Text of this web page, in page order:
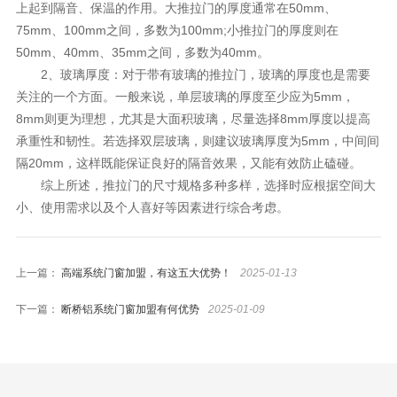
上起到隔音、保温的作用。大推拉门的厚度通常在50mm、
75mm、100mm之间，多数为100mm;小推拉门的厚度则在
50mm、40mm、35mm之间，多数为40mm。
2、玻璃厚度：对于带有玻璃的推拉门，玻璃的厚度也是需要
关注的一个方面。一般来说，单层玻璃的厚度至少应为5mm，
8mm则更为理想，尤其是大面积玻璃，尽量选择8mm厚度以提高
承重性和韧性。若选择双层玻璃，则建议玻璃厚度为5mm，中间间
隔20mm，这样既能保证良好的隔音效果，又能有效防止磕碰。
综上所述，推拉门的尺寸规格多种多样，选择时应根据空间大
小、使用需求以及个人喜好等因素进行综合考虑。
上一篇： 高端系统门窗加盟，有这五大优势！ 2025-01-13
下一篇： 断桥铝系统门窗加盟有何优势 2025-01-09